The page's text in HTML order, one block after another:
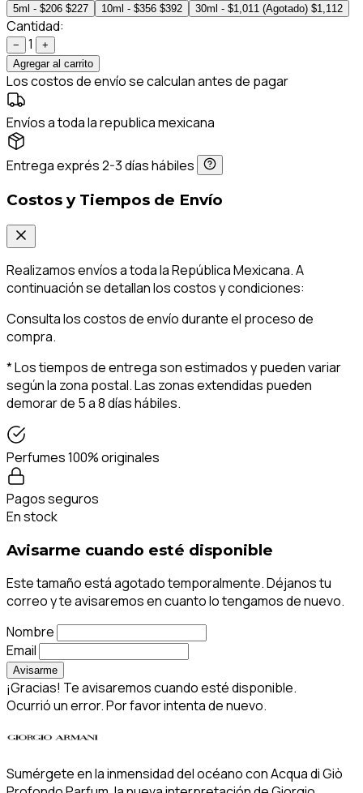
5ml - $206 $227 10ml - $356 $392 30ml - $1,011 (Agotado) $1,112
Cantidad:
− 1
+
Agregar al carrito
Los costos de envío se calculan antes de pagar
Envíos a toda la republica mexicana
Entrega exprés 2-3 días hábiles
Costos y Tiempos de Envío
Realizamos envíos a toda la República Mexicana. A
continuación se detallan los costos y condiciones:
Consulta los costos de envío durante el proceso de
compra.
* Los tiempos de entrega son estimados y pueden variar
según la zona postal. Las zonas extendidas pueden
demorar de 5 a 8 días hábiles.
Perfumes 100% originales
Pagos seguros
En stock
Avisarme cuando esté disponible
Este tamaño está agotado temporalmente. Déjanos tu
correo y te avisaremos en cuanto lo tengamos de nuevo.
Nombre
Email
Avisarme
¡Gracias! Te avisaremos cuando esté disponible.
Ocurrió un error. Por favor intenta de nuevo.
Sumérgete en la inmensidad del océano con Acqua di Giò